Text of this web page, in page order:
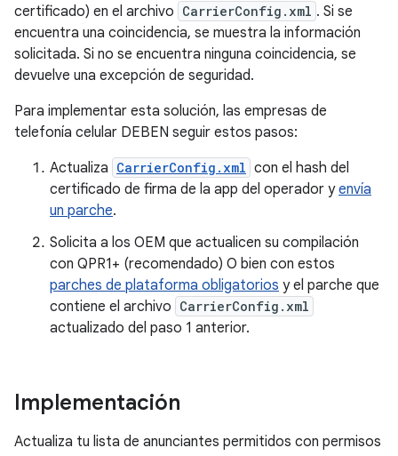
certificado) en el archivo CarrierConfig.xml . Si se
encuentra una coincidencia, se muestra la información
solicitada. Si no se encuentra ninguna coincidencia, se
devuelve una excepción de seguridad.
Para implementar esta solución, las empresas de
telefonía celular DEBEN seguir estos pasos:
Actualiza CarrierConfig.xml con el hash del
certificado de firma de la app del operador yenvía
un parche.
Solicita a los OEM que actualicen su compilación
con QPR1+ (recomendado) O bien con estos
parches de plataforma obligatorios y el parche que
contiene el archivo CarrierConfig.xml
actualizado del paso 1 anterior.
Implementación
Actualiza tu lista de anunciantes permitidos con permisos